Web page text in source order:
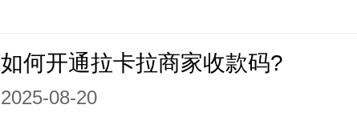
如何开通拉卡拉商家收款码?
2025-08-20